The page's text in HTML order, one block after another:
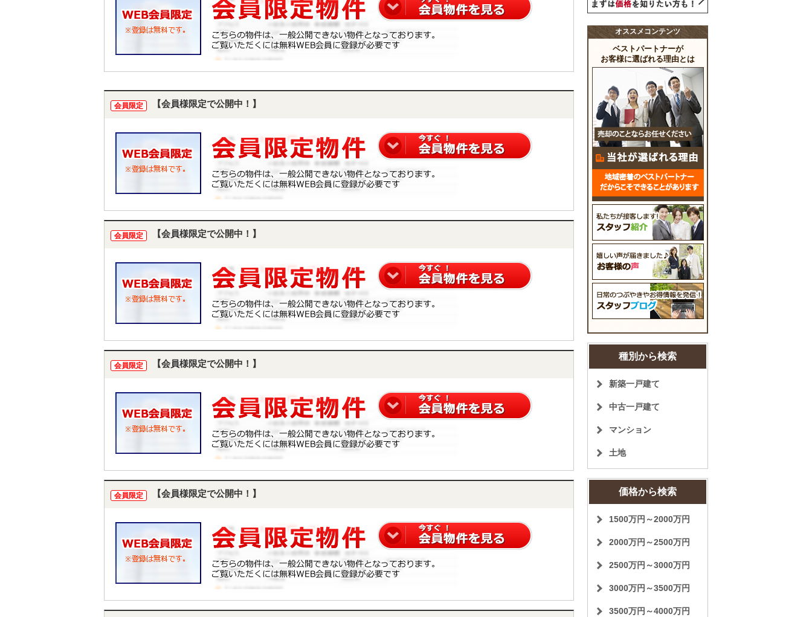
会員限定 【会員様限定で公開中！】
会員限定 【会員様限定で公開中！】
会員限定 【会員様限定で公開中！】
会員限定 【会員様限定で公開中！】
オススメコンテンツ
ベストパートナーが
お客様に選ばれる理由とは
種別から検索
新築一戸建て
中古一戸建て
マンション
土地
価格から検索
1500万円～2000万円
2000万円～2500万円
2500万円～3000万円
3000万円～3500万円
3500万円～4000万円